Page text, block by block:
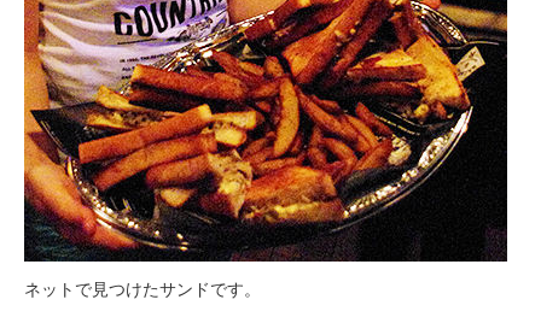
ネットで見つけたサンドです。